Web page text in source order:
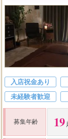
入店祝金あり
未経験者歓迎
募集年齢 19